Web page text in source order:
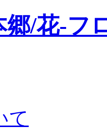
郷/花-フ
て